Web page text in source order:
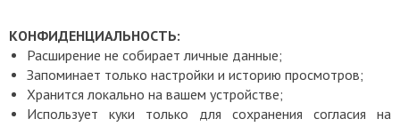
КОНФИДЕНЦИАЛЬНОСТЬ:
Расширение не собирает личные данные;
Запоминает только настройки и историю просмотров;
Хранится локально на вашем устройстве;
Использует куки только для сохранения согласия на